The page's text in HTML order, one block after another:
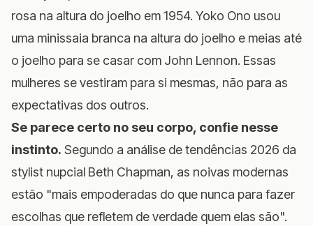
rosa na altura do joelho em 1954. Yoko Ono usou
uma minissaia branca na altura do joelho e meias até
o joelho para se casar com John Lennon. Essas
mulheres se vestiram para si mesmas, não para as
expectativas dos outros.
Se parece certo no seu corpo, confie nesse
instinto. Segundo a análise de tendências 2026 da
stylist nupcial Beth Chapman, as noivas modernas
estão "mais empoderadas do que nunca para fazer
escolhas que refletem de verdade quem elas são".